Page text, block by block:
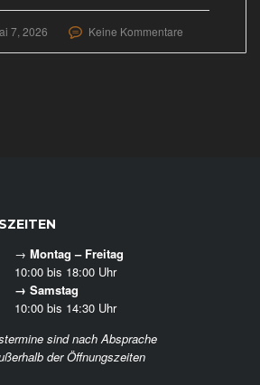
7, 2026 Keine Kommentare
→ Montag – Freitag
10:00 bis 18:00 Uhr
→ Samstag
10:00 bis 14:30 Uhr
sind nach Absprache
der Öffnungszeiten